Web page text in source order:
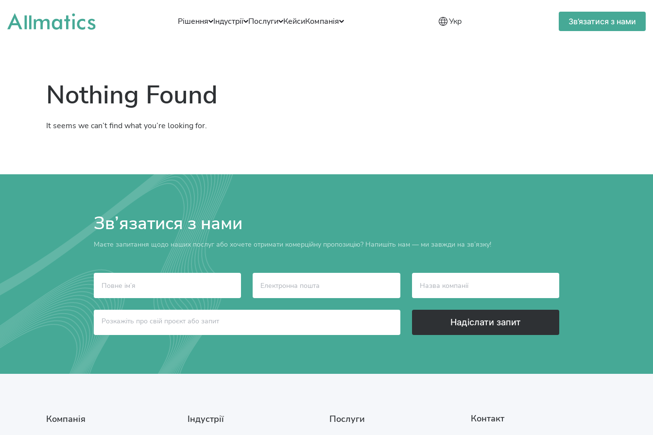
Рішення Індустрії Послуги КейсиКомпанія Укр Зв’язатися з нами
Nothing Found
It seems we can’t find what you’re looking for.
Зв’язатися з нами
Маєте запитання щодо наших послуг або хочете отримати комерційну пропозицію? Напишіть нам — ми завжди на зв’язку!
Надіслати запит
Компанія Індустрії Послуги Контакт